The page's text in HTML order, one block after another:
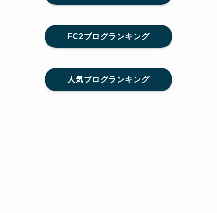
FC2ブログランキング
人気ブログランキング